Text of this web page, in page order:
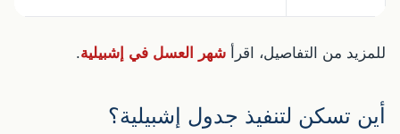
للمزيد من التفاصيل، اقرأ شهر العسل في إشبيلية.
أين تسكن لتنفيذ جدول إشبيلية؟